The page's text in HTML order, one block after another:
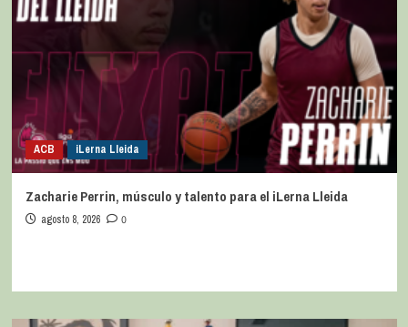
ACB iLerna Lleida
Zacharie Perrin, músculo y talento para el iLerna Lleida
agosto 8, 2026 0